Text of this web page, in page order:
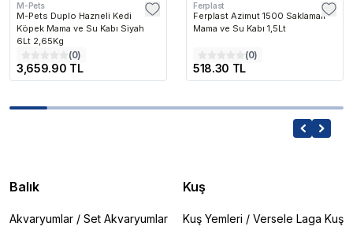
M-Pets
M-Pets Duplo Hazneli Kedi
Köpek Mama ve Su Kabı Siyah
6Lt 2,65Kg
(0)
3,659.90 TL
Ferplast
Ferplast Azimut 1500 Saklamalı
Mama ve Su Kabı 1,5Lt
(0)
518.30 TL
Balık
Akvaryumlar / Set Akvaryumlar
Kuş
Kuş Yemleri / Versele Laga Kuş